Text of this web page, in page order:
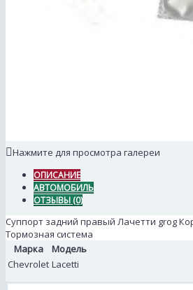
Нажмите для просмотра галереи
ОПИСАНИЕ
АВТОМОБИЛЬ
ОТЗЫВЫ (0)
Суппорт задний правый Лачетти grog
Тормозная система
Марка
Модель
Chevrolet Lacetti